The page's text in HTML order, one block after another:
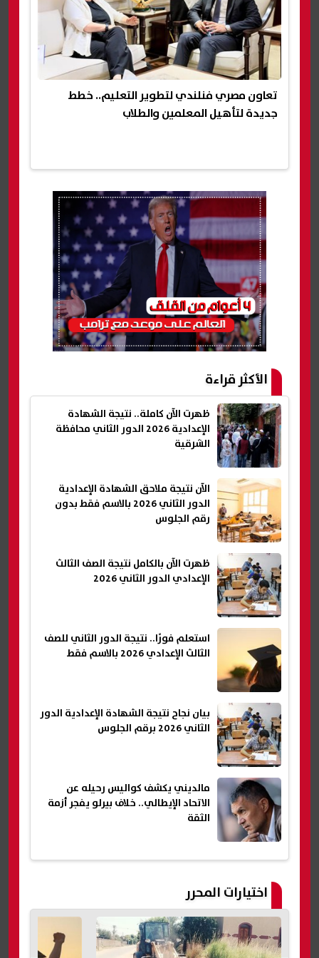
تعاون مصري فنلندي لتطوير التعليم.. خطط
جديدة لتأهيل المعلمين والطلاب
الأكثر قراءة
ظهرت الآن كاملة.. نتيجة الشهادة
الإعدادية 2026 الدور الثاني محافظة
الشرقية
الآن نتيجة ملاحق الشهادة الإعدادية
الدور الثاني 2026 بالاسم فقط بدون
رقم الجلوس
ظهرت الآن بالكامل نتيجة الصف الثالث
الإعدادي الدور الثاني 2026
استعلم فورًا.. نتيجة الدور الثاني للصف
الثالث الإعدادي 2026 بالاسم فقط
بيان نجاح نتيجة الشهادة الإعدادية الدور
الثاني 2026 برقم الجلوس
مالديني يكشف كواليس رحيله عن
الاتحاد الإيطالي.. خلاف بيرلو يفجر أزمة
الثقة
اختيارات المحرر